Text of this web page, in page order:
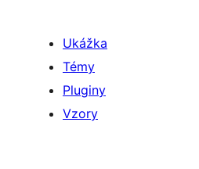
Ukážka
Témy
Pluginy
Vzory